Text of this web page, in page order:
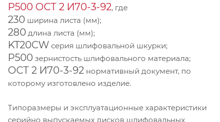
P500 ОСТ 2 И70-3-92, где
230 ширина листа (мм);
280 длина листа (мм);
KT20CW серия шлифовальной шкурки;
P500 зернистость шлифовального материала;
ОСТ 2 И70-3-92 нормативный документ, по
которому изготовлено изделие.
Типоразмеры и эксплуатационные характеристики
серийно выпускаемых дисков шлифовальных